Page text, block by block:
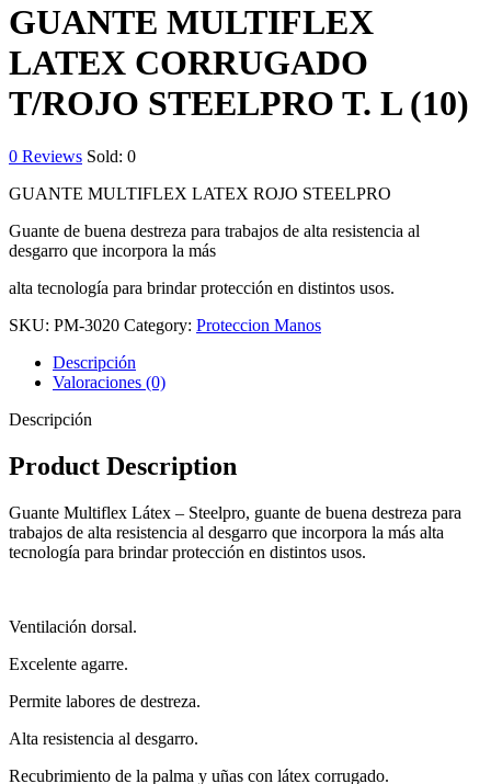
GUANTE MULTIFLEX
LATEX CORRUGADO
T/ROJO STEELPRO T. L (10)
0 Reviews Sold: 0
GUANTE MULTIFLEX LATEX ROJO STEELPRO
Guante de buena destreza para trabajos de alta resistencia al
desgarro que incorpora la más
alta tecnología para brindar protección en distintos usos.
SKU: PM-3020 Category: Proteccion Manos
Descripción
Valoraciones (0)
Descripción
Product Description
Guante Multiflex Látex – Steelpro, guante de buena destreza para
trabajos de alta resistencia al desgarro que incorpora la más alta
tecnología para brindar protección en distintos usos.
Ventilación dorsal.
Excelente agarre.
Permite labores de destreza.
Alta resistencia al desgarro.
Recubrimiento de la palma y uñas con látex corrugado.